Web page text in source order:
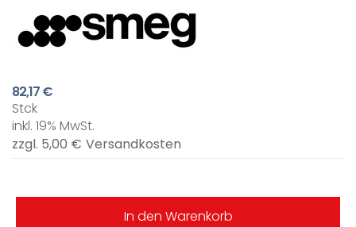
82,17 €
Stck
inkl. 19% MwSt.
zzgl. 5,00 € Versandkosten
In den Warenkorb